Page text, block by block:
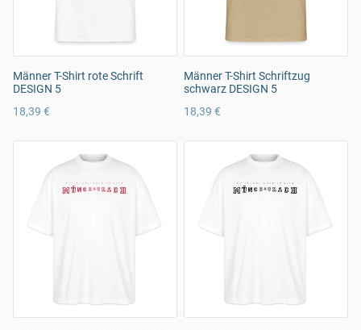
Männer T-Shirt rote Schrift
DESIGN 5
18,39 €
Männer T-Shirt Schriftzug
schwarz DESIGN 5
18,39 €